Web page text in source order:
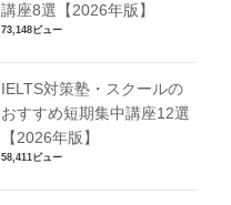
講座8選【2026年版】
73,148ビュー
IELTS対策塾・スクールの
おすすめ短期集中講座12選
【2026年版】
58,411ビュー